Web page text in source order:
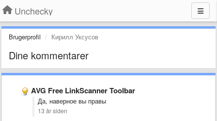
Unchecky
Brugerprofil Кирилл Уксусов
Dine kommentarer
AVG Free LinkScanner Toolbar
Да, наверное вы правы
13 år siden